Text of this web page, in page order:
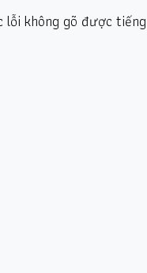
lỗi không gõ được